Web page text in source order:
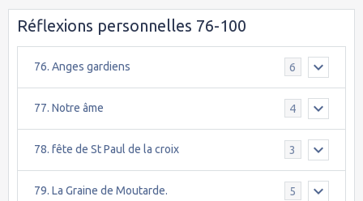
Réflexions personnelles 76-100
76. Anges gardiens 6
77. Notre âme 4
78. fête de St Paul de la croix 3
79. La Graine de Moutarde. 5